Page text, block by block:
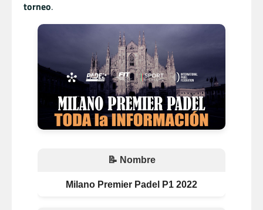
torneo.
📝 Nombre
Milano Premier Padel P1 2022